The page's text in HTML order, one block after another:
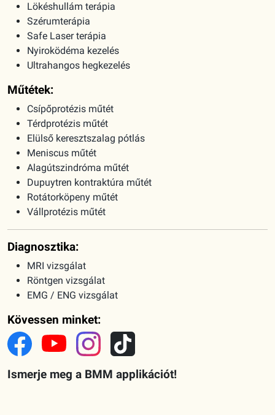
Lökéshullám terápia
Szérumterápia
Safe Laser terápia
Nyiroködéma kezelés
Ultrahangos hegkezelés
Műtétek:
Csípőprotézis műtét
Térdprotézis műtét
Elülső keresztszalag pótlás
Meniscus műtét
Alagútszindróma műtét
Dupuytren kontraktúra műtét
Rotátorköpeny műtét
Vállprotézis műtét
Diagnosztika:
MRI vizsgálat
Röntgen vizsgálat
EMG / ENG vizsgálat
Kövessen minket:
Ismerje meg a BMM applikációt!